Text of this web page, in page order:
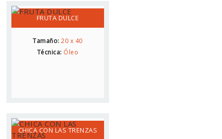
FRUTA DULCE
Tamaño: 20 x 40
Técnica: Óleo
CHICA CON LAS TRENZAS